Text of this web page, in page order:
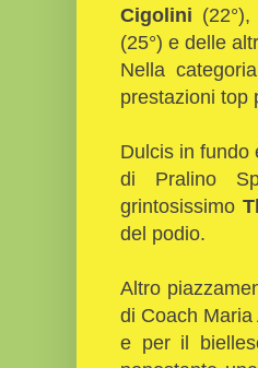
Cigolini
(25°) e delle
Nella
prestazioni top
Dulcis in fundo
di Pralino
grintosissimo
del podio.
Altro
di Coach
e per il